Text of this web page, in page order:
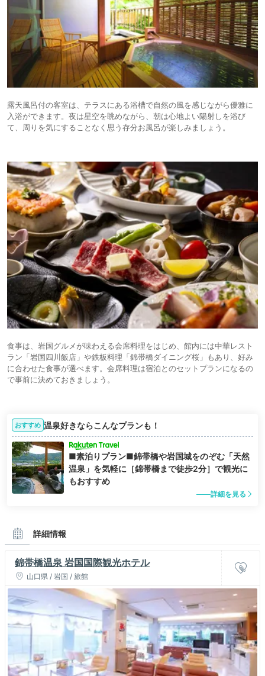
露天風呂付の客室は、テラスにある浴槽で自然の風を感じながら優雅に
入浴ができます。夜は星空を眺めながら、朝は心地よい陽射しを浴び
て、周りを気にすることなく思う存分お風呂が楽しみましょう。
食事は、岩国グルメが味わえる会席料理をはじめ、館内には中華レスト
ラン「岩国四川飯店」や鉄板料理「錦帯橋ダイニング桜」もあり、好み
に合わせた食事が選べます。会席料理は宿泊とのセットプランになるの
で事前に決めておきましょう。
おすすめ 温泉好きならこんなプランも！
■素泊りプラン■錦帯橋や岩国城をのぞむ「天然
温泉」を気軽に［錦帯橋まで徒歩2分］で観光に
もおすすめ
詳細を見る
詳細情報
錦帯橋温泉 岩国国際観光ホテル
山口県 / 岩国 / 旅館